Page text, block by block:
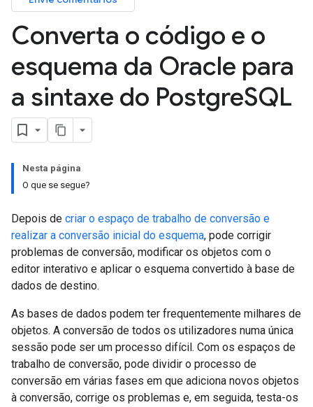
Converta o código e o
esquema da Oracle para
a sintaxe do PostgreSQL
Nesta página
O que se segue?
Depois de criar o espaço de trabalho de conversão e
realizar a conversão inicial do esquema, pode corrigir
problemas de conversão, modificar os objetos com o
editor interativo e aplicar o esquema convertido à base de
dados de destino.
As bases de dados podem ter frequentemente milhares de
objetos. A conversão de todos os utilizadores numa única
sessão pode ser um processo difícil. Com os espaços de
trabalho de conversão, pode dividir o processo de
conversão em várias fases em que adiciona novos objetos
à conversão, corrige os problemas e, em seguida, testa-os